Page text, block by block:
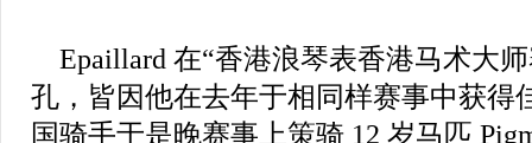
Epaillard 在“香港浪琴表香港马术大
孔，皆因他在去年于相同样赛事中获得
国骑手于是晚赛事上策骑 12 岁马匹